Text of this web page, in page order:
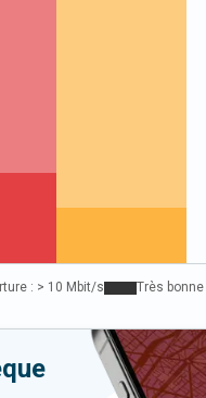
: > 10 Mbit/s Très